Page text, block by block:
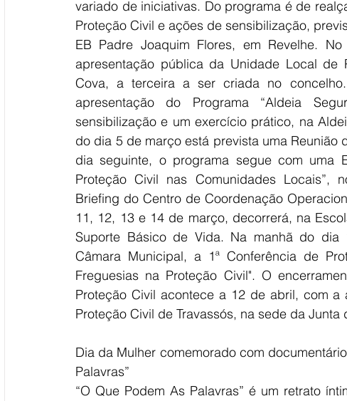
variado de iniciativas. Do programa é de
Proteção Civil e ações de sensibilização,
EB Padre Joaquim Flores, em Revelhe.
apresentação pública da Unidade Local
Cova, a terceira a ser criada no
apresentação do Programa “Aldeia
sensibilização e um exercício prático, na
do dia 5 de março está prevista uma
dia seguinte, o programa segue com uma
Proteção Civil nas Comunidades Locais”,
Briefing do Centro de Coordenação
11, 12, 13 e 14 de março, decorrerá, na
Suporte Básico de Vida. Na manhã do
Câmara Municipal, a 1ª Conferência de
Freguesias na Proteção Civil". O
Proteção Civil acontece a 12 de abril, com
Proteção Civil de Travassós, na sede da Junta
Dia da Mulher comemorado com
Palavras”
“O Que Podem As Palavras” é um retrato